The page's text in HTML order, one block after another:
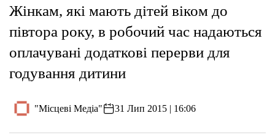
Жінкам, які мають дітей віком до
півтора року, в робочий час надаються
оплачувані додаткові перерви для
годування дитини
"Місцеві Медіа" 31 Лип 2015 | 16:06